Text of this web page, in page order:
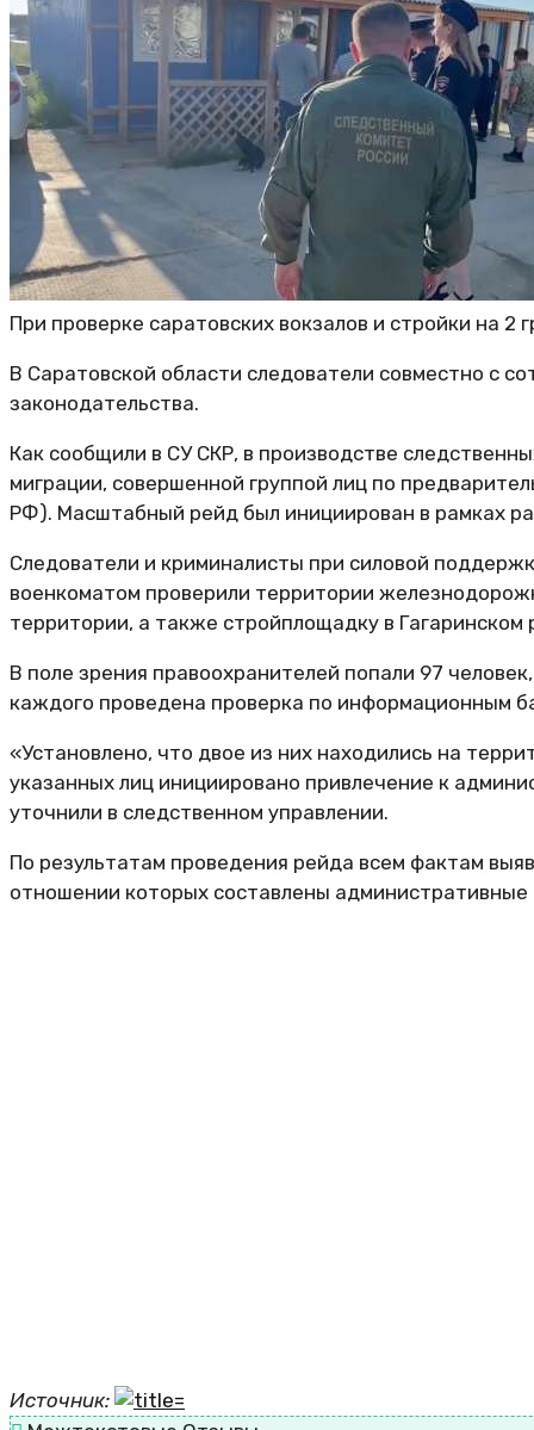
При проверке саратовских вокзалов и стройки на 2
В Саратовской области следователи совместно с
законодательства.
Как сообщили в СУ СКР, в производстве
миграции, совершенной группой лиц по
РФ). Масштабный рейд был инициирован в рамках
Следователи и криминалисты при силовой
военкоматом проверили территории
территории, а также стройплощадку в Гагаринском
В поле зрения правоохранителей попали 97
каждого проведена проверка по информационным
«Установлено, что двое из них находились на
указанных лиц инициировано привлечение к
уточнили в следственном управлении.
По результатам проведения рейда всем фактам
отношении которых составлены
Источник: